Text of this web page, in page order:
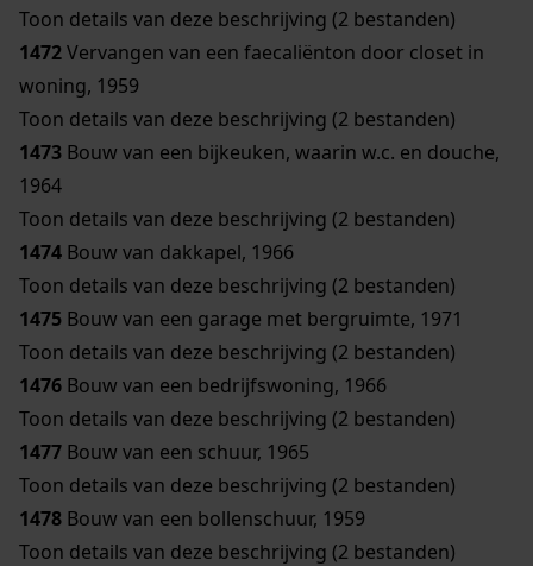
Toon details van deze beschrijving (2 bestanden)
1472Vervangen van een faecaliënton door closet in
woning, 1959
Toon details van deze beschrijving (2 bestanden)
1473 Bouw van een bijkeuken, waarin w.c. en douche,
1964
Toon details van deze beschrijving (2 bestanden)
1474 Bouw van dakkapel, 1966
Toon details van deze beschrijving (2 bestanden)
1475 Bouw van een garage met bergruimte, 1971
Toon details van deze beschrijving (2 bestanden)
1476 Bouw van een bedrijfswoning, 1966
Toon details van deze beschrijving (2 bestanden)
1477 Bouw van een schuur, 1965
Toon details van deze beschrijving (2 bestanden)
1478 Bouw van een bollenschuur, 1959
Toon details van deze beschrijving (2 bestanden)